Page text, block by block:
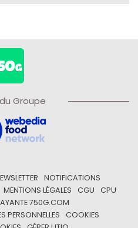
Groupe
NOTIFICATIONS
MENTIONS LÉGALES CGU
CPU
750G.COM
PERSONNELLES
COOKIES